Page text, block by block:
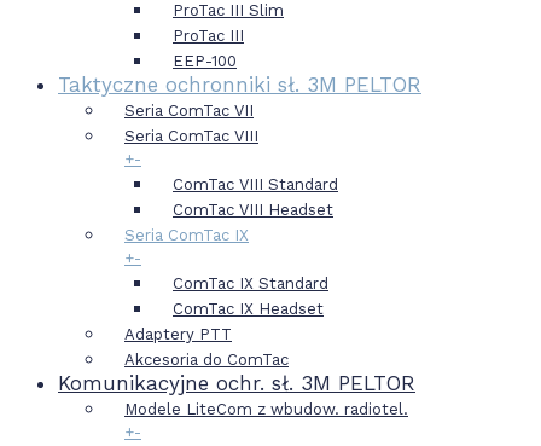
ProTac III Slim
ProTac III
EEP-100
Taktyczne ochronniki sł. 3M PELTOR
Seria ComTac VII
Seria ComTac VIII
+-
ComTac VIII Standard
ComTac VIII Headset
Seria ComTac IX
+-
ComTac IX Standard
ComTac IX Headset
Adaptery PTT
Akcesoria do ComTac
Komunikacyjne ochr. sł. 3M PELTOR
Modele LiteCom z wbudow. radiotel.
+-